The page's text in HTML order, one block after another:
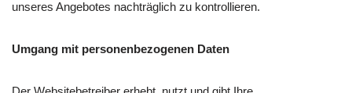
unseres Angebotes nachträglich zu kontrollieren.
Umgang mit personenbezogenen Daten